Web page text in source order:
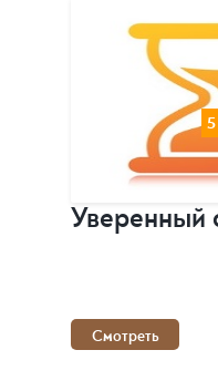
Уверенный
Смотреть